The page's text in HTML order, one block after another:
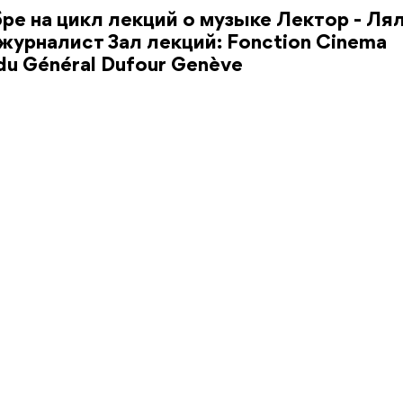
на цикл лекций о музыке Лектор -
Зал лекций: Fonction Cinema
Général Dufour Genève